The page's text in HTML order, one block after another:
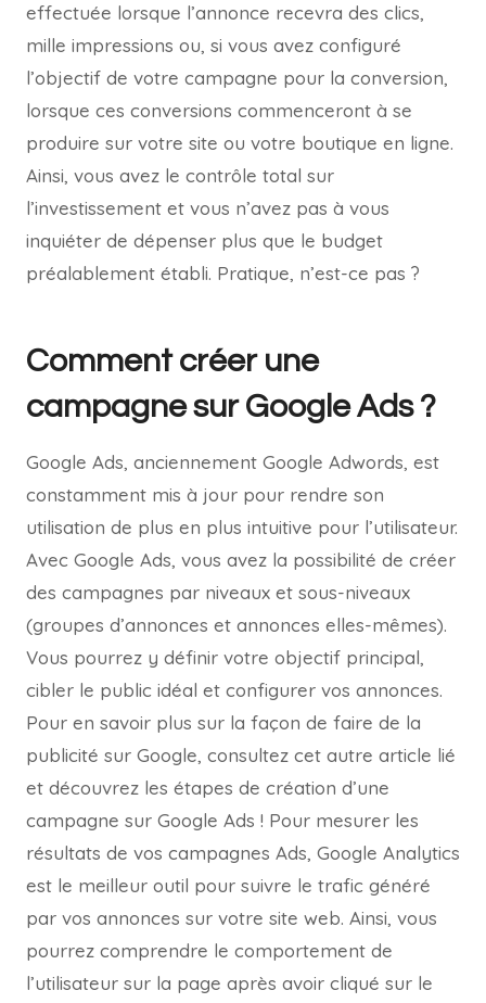
effectuée lorsque l’annonce recevra des clics,
mille impressions ou, si vous avez configuré
l’objectif de votre campagne pour la conversion,
lorsque ces conversions commenceront à se
produire sur votre site ou votre boutique en ligne.
Ainsi, vous avez le contrôle total sur
l’investissement et vous n’avez pas à vous
inquiéter de dépenser plus que le budget
préalablement établi. Pratique, n’est-ce pas ?
Comment créer une
campagne sur Google Ads ?
Google Ads, anciennement Google Adwords, est
constamment mis à jour pour rendre son
utilisation de plus en plus intuitive pour l’utilisateur.
Avec Google Ads, vous avez la possibilité de créer
des campagnes par niveaux et sous-niveaux
(groupes d’annonces et annonces elles-mêmes).
Vous pourrez y définir votre objectif principal,
cibler le public idéal et configurer vos annonces.
Pour en savoir plus sur la façon de faire de la
publicité sur Google, consultez cet autre article lié
et découvrez les étapes de création d’une
campagne sur Google Ads ! Pour mesurer les
résultats de vos campagnes Ads, Google Analytics
est le meilleur outil pour suivre le trafic généré
par vos annonces sur votre site web. Ainsi, vous
pourrez comprendre le comportement de
l’utilisateur sur la page après avoir cliqué sur le